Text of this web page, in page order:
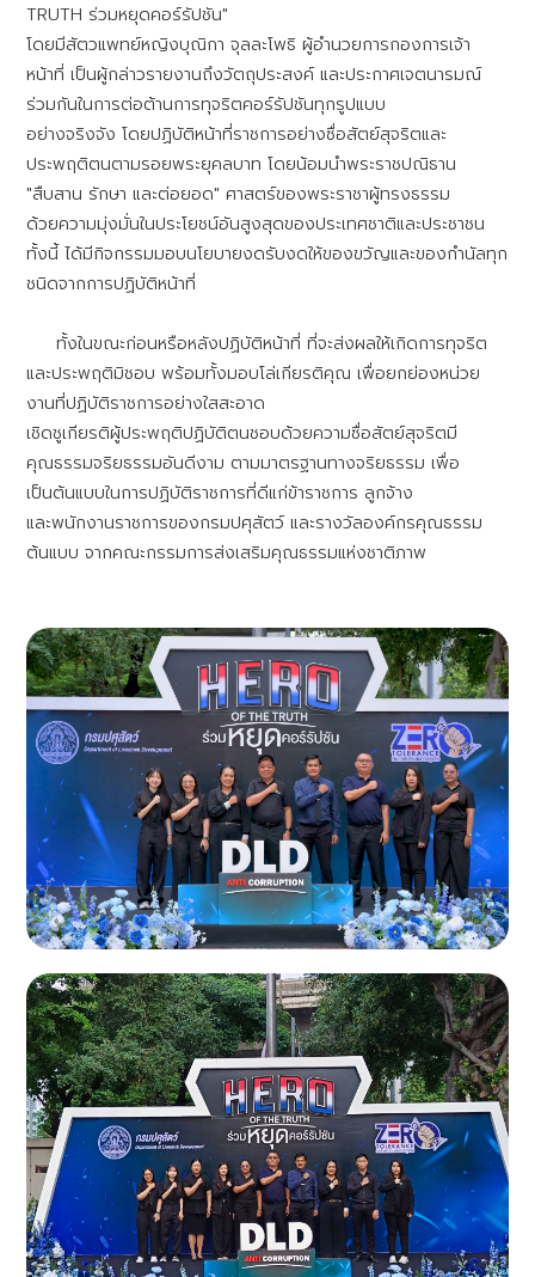
TRUTH ร่วมหยุดคอร์รัปชัน"
โดยมีสัตวแพทย์หญิงบุณิกา จุลละโพธิ ผู้อำนวยการกองการเจ้า
หน้าที่ เป็นผู้กล่าวรายงานถึงวัตถุประสงค์ และประกาศเจตนารมณ์
ร่วมกันในการต่อต้านการทุจริตคอร์รัปชันทุกรูปแบบ
อย่างจริงจัง โดยปฏิบัติหน้าที่ราชการอย่างซื่อสัตย์สุจริตและ
ประพฤติตนตามรอยพระยุคลบาท โดยน้อมนำพระราชปณิธาน
"สืบสาน รักษา และต่อยอด" ศาสตร์ของพระราชาผู้ทรงธรรม
ด้วยความมุ่งมั่นในประโยชน์อันสูงสุดของประเทศชาติและประชาชน
ทั้งนี้ ได้มีกิจกรรมมอบนโยบายงดรับงดให้ของขวัญและของกำนัลทุก
ชนิดจากการปฏิบัติหน้าที่
ทั้งในขณะก่อนหรือหลังปฏิบัติหน้าที่ ที่จะส่งผลให้เกิดการทุจริต
และประพฤติมิชอบ พร้อมทั้งมอบโล่เกียรติคุณ เพื่อยกย่องหน่วย
งานที่ปฏิบัติราชการอย่างใสสะอาด
เชิดชูเกียรติผู้ประพฤติปฏิบัติตนชอบด้วยความซื่อสัตย์สุจริตมี
คุณธรรมจริยธรรมอันดีงาม ตามมาตรฐานทางจริยธรรม เพื่อ
เป็นต้นแบบในการปฏิบัติราชการที่ดีแก่ข้าราชการ ลูกจ้าง
และพนักงานราชการของกรมปศุสัตว์ และรางวัลองค์กรคุณธรรม
ต้นแบบ จากคณะกรรมการส่งเสริมคุณธรรมแห่งชาติภาพ